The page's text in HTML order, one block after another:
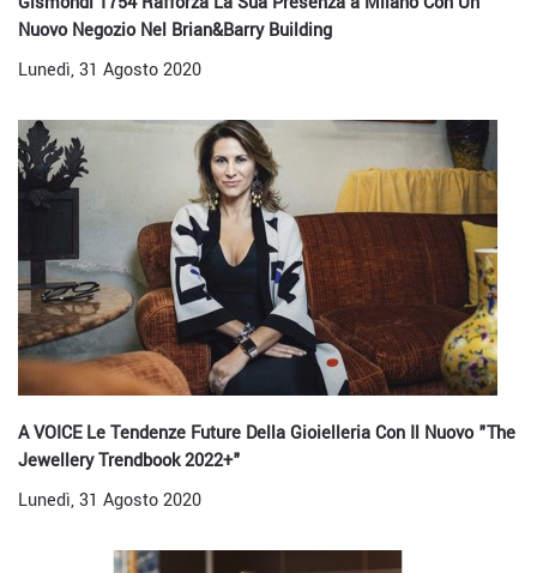
Nuovo Negozio Nel Brian&Barry Building
Lunedì, 31 Agosto 2020
A VOICE Le Tendenze Future Della Gioielleria Con Il Nuovo "The
Jewellery Trendbook 2022+"
Lunedì, 31 Agosto 2020